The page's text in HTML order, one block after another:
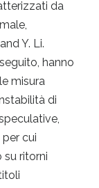
da
Y. Li.
hanno
misura
di
cui
su ritorni